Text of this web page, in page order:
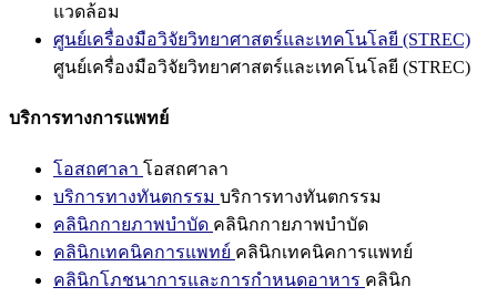
แวดล้อม
ศูนย์เครื่องมือวิจัยวิทยาศาสตร์และเทคโนโลยี (STREC)
ศูนย์เครื่องมือวิจัยวิทยาศาสตร์และเทคโนโลยี (STREC)
บริการทางการแพทย์
โอสถศาลา โอสถศาลา
บริการทางทันตกรรม บริการทางทันตกรรม
คลินิกกายภาพบำบัด คลินิกกายภาพบำบัด
คลินิกเทคนิคการแพทย์ คลินิกเทคนิคการแพทย์
คลินิกโภชนาการและการกำหนดอาหาร คลินิก